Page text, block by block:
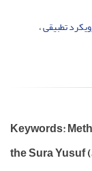
تطبیقی
Keywords:
the Sura Yusuf